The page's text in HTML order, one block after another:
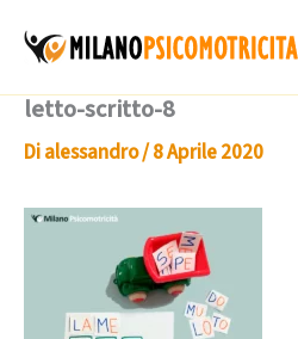
letto-scritto-8
Dialessandro/8 Aprile 2020